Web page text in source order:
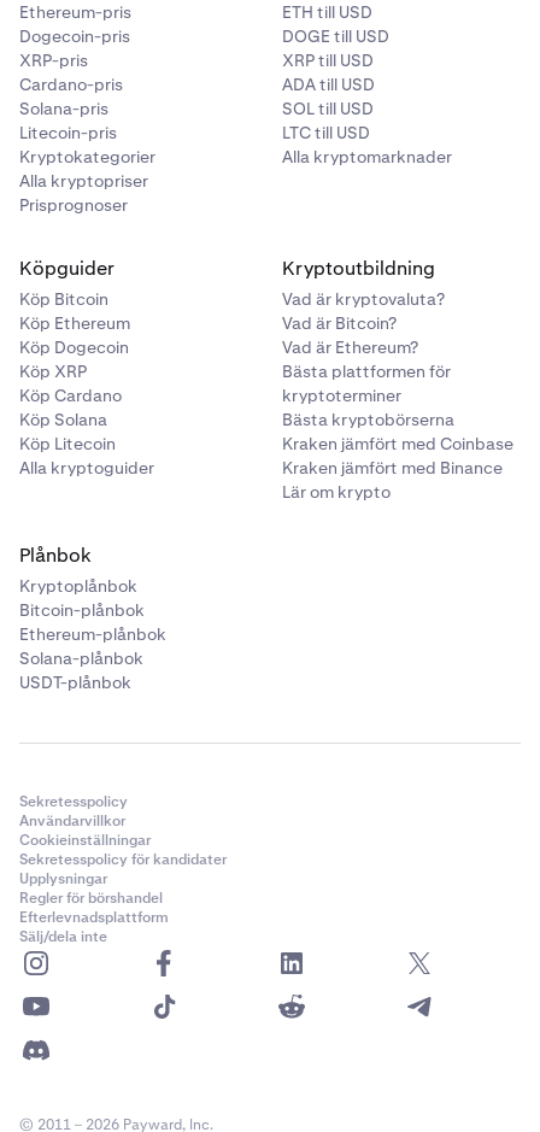
Ethereum-pris
Dogecoin-pris
XRP-pris
Cardano-pris
Solana-pris
Litecoin-pris
Kryptokategorier
Alla kryptopriser
Prisprognoser
ETH till USD
DOGE till USD
XRP till USD
ADA till USD
SOL till USD
LTC till USD
Alla kryptomarknader
Köpguider
Köp Bitcoin
Köp Ethereum
Köp Dogecoin
Köp XRP
Köp Cardano
Köp Solana
Köp Litecoin
Alla kryptoguider
Kryptoutbildning
Vad är kryptovaluta?
Vad är Bitcoin?
Vad är Ethereum?
Bästa plattformen för
kryptoterminer
Bästa kryptobörserna
Kraken jämfört med Coinbase
Kraken jämfört med Binance
Lär om krypto
Plånbok
Kryptoplånbok
Bitcoin-plånbok
Ethereum-plånbok
Solana-plånbok
USDT-plånbok
Sekretesspolicy
Användarvillkor
Cookieinställningar
Sekretesspolicy för kandidater
Upplysningar
Regler för börshandel
Efterlevnadsplattform
Sälj/dela inte
© 2011 – 2026 Payward, Inc.